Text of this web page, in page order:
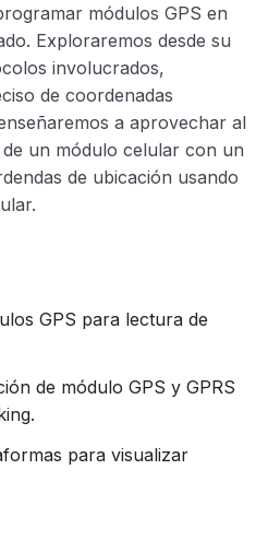
módulos GPS en
Exploraremos desde su
involucrados,
de coordenadas
a aprovechar al
un módulo celular con un
de ubicación usando
GPS para lectura de
de módulo GPS y GPRS
para visualizar